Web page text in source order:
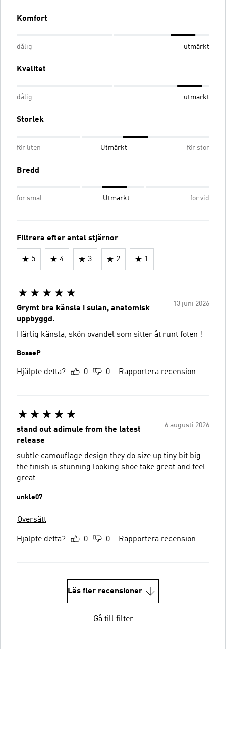
Komfort
dålig utmärkt
Kvalitet
dålig utmärkt
Storlek
för liten Utmärkt för stor
Bredd
för smal Utmärkt för vid
Filtrera efter antal stjärnor
5 4 3 2 1
13 juni 2026
Grymt bra känsla i sulan, anatomisk
uppbyggd.
Härlig känsla, skön ovandel som sitter åt runt foten !
BosseP
Hjälpte detta? 0 0 Rapportera recension
6 augusti 2026
stand out adimule from the latest
release
subtle camouflage design they do size up tiny bit big
the finish is stunning looking shoe take great and feel
great
unkle07
Översätt
Hjälpte detta? 0 0 Rapportera recension
Läs fler recensioner
Gå till filter